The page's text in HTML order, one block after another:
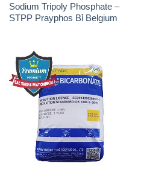
Sodium Tripoly Phosphate –
STPP Prayphos Bỉ Belgium